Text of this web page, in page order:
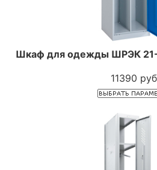
Шкаф для одежды ШРЭК
11390